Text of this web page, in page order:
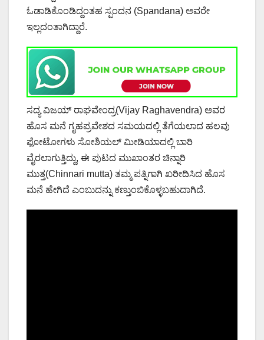
ಓಡಾಡಿಕೊಂಡಿದ್ದಂತಹ ಸ್ಪಂದನ (Spandana) ಅವರೇ
ಇಲ್ಲದಂತಾಗಿದ್ದಾರೆ.
ಸದ್ಯ ವಿಜಯ್ ರಾಘವೇಂದ್ರ(Vijay Raghavendra) ಅವರ
ಹೊಸ ಮನೆ ಗೃಹಪ್ರವೇಶದ ಸಮಯದಲ್ಲಿ ತೆಗೆಯಲಾದ ಹಲವು
ಫೋಟೋಗಳು ಸೋಶಿಯಲ್ ಮೀಡಿಯಾದಲ್ಲಿ ಬಾರಿ
ವೈರಲಾಗುತ್ತಿದ್ದು, ಈ ಪುಟದ ಮುಖಾಂತರ ಚಿನ್ನಾರಿ
ಮುತ್ತ(Chinnari mutta) ತಮ್ಮ ಪತ್ನಿಗಾಗಿ ಖರೀದಿಸಿದ ಹೊಸ
ಮನೆ ಹೇಗಿದೆ ಎಂಬುದನ್ನು ಕಣ್ತುಂಬಿಕೊಳ್ಳಬಹುದಾಗಿದೆ.